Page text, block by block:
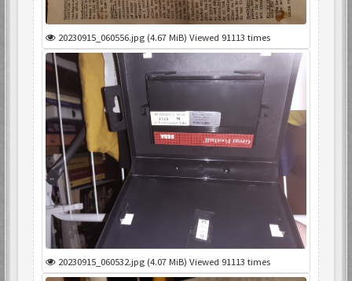
20230915_060556.jpg (4.67 MiB) Viewed 91113 times
20230915_060532.jpg (4.07 MiB) Viewed 91113 times